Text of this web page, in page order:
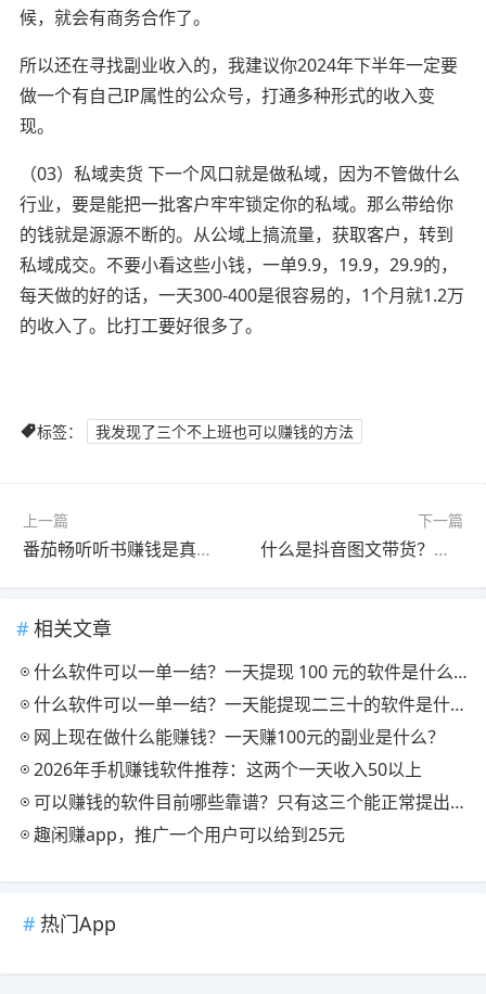
候，就会有商务合作了。
所以还在寻找副业收入的，我建议你2024年下半年一定要
做一个有自己IP属性的公众号，打通多种形式的收入变
现。
（03）私域卖货 ‍‍‍‍下一个风口就是做私域，因为不管做什么
行业，要是能把一批客户牢牢锁定你的私域。那么带给你
的钱就是源源不断的。从公域上搞流量，获取客户，转到
私域成交。不要小看这些小钱，一单9.9，19.9，29.9的，
每天做的好的话，一天300-400是很容易的，1个月就1.2万
的收入了。比打工要好很多了。
标签： 我发现了三个不上班也可以赚钱的方法
上一篇
番茄畅听听书赚钱是真的吗？番茄畅听金币是多少换1元
下一篇
什么是抖音图文带货？抖音图文带货可以赚钱么？
相关文章
什么软件可以一单一结？一天提现 100 元的软件是什么？
什么软件可以一单一结？一天能提现二三十的软件是什么？
网上现在做什么能赚钱？一天赚100元的副业是什么？
2026年手机赚钱软件推荐：这两个一天收入50以上
可以赚钱的软件目前哪些靠谱？只有这三个能正常提出来！
趣闲赚app，推广一个用户可以给到25元
热门App